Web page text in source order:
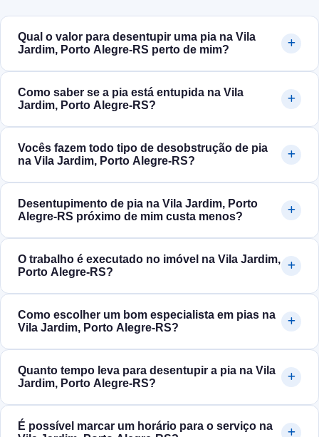
Qual o valor para desentupir uma pia na Vila
Jardim, Porto Alegre‑RS perto de mim?
Como saber se a pia está entupida na Vila
Jardim, Porto Alegre‑RS?
Vocês fazem todo tipo de desobstrução de pia
na Vila Jardim, Porto Alegre‑RS?
Desentupimento de pia na Vila Jardim, Porto
Alegre‑RS próximo de mim custa menos?
O trabalho é executado no imóvel na Vila Jardim,
Porto Alegre‑RS?
Como escolher um bom especialista em pias na
Vila Jardim, Porto Alegre‑RS?
Quanto tempo leva para desentupir a pia na Vila
Jardim, Porto Alegre‑RS?
É possível marcar um horário para o serviço na